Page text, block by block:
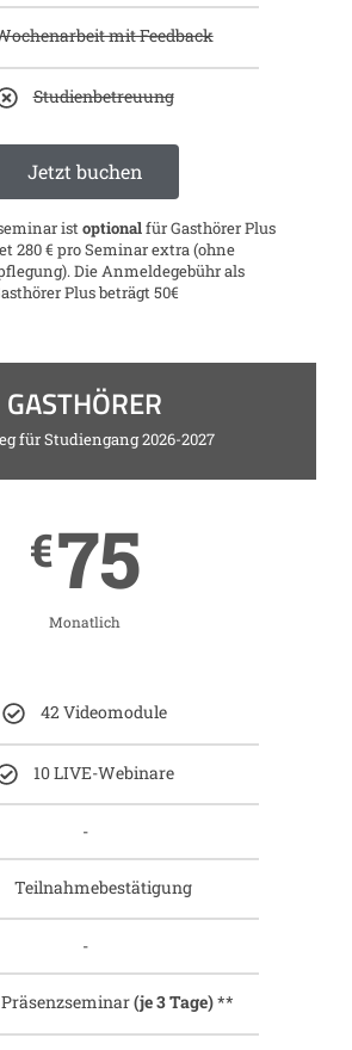
mit Feedback
Studienbetreuung
Jetzt buchen
istoptionalfür Gasthörer Plus
280 € pro Seminar extra (ohne
Die Anmeldegebühr als
Plus beträgt 50€
GASTHÖRER
für Studiengang 2026-2027
€75
Monatlich
42 Videomodule
10 LIVE-Webinare
-
Teilnahmebestätigung
-
Präsenzseminar(je 3 Tage)**